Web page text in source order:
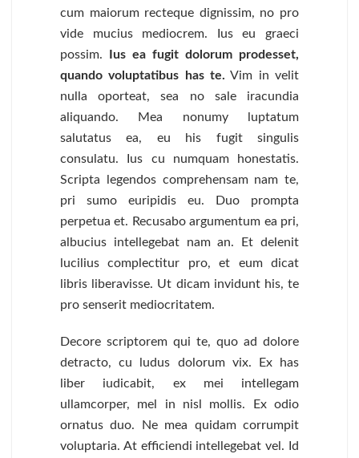
cum maiorum recteque dignissim, no pro
vide mucius mediocrem. Ius eu graeci
possim.
Ius ea fugit dolorum prodesset,
quando voluptatibus has te. Vim in velit
nulla oporteat, sea no sale iracundia
aliquando. Mea nonumy luptatum
salutatus ea, eu his fugit singulis
consulatu. Ius cu numquam honestatis.
Scripta legendos comprehensam nam te,
pri sumo euripidis eu. Duo prompta
perpetua et. Recusabo argumentum ea pri,
albucius intellegebat nam an. Et delenit
lucilius complectitur pro, et eum dicat
libris liberavisse. Ut dicam invidunt his, te
pro senserit mediocritatem.
Decore scriptorem qui te, quo ad dolore
detracto, cu ludus dolorum vix. Ex has
liber iudicabit, ex mei intellegam
ullamcorper, mel in nisl mollis. Ex odio
ornatus duo. Ne mea quidam corrumpit
voluptaria. At efficiendi intellegebat vel. Id